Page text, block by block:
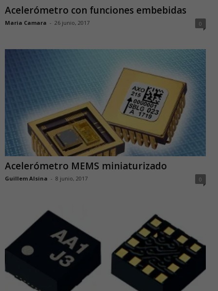
Acelerómetro con funciones embebidas
Maria Camara - 26 junio, 2017 0
Acelerómetro MEMS miniaturizado
Guillem Alsina - 8 junio, 2017 0